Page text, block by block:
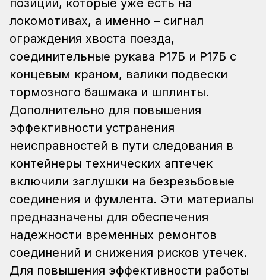
позиции, которые уже есть на
локомотивах, а именно – сигнал
ограждения хвоста поезда,
соединительные рукава Р17Б и Р17Б с
концевым краном, валики подвески
тормозного башмака и шплинты.
Дополнительно для повышения
эффективности устранения
неисправностей в пути следования в
контейнеры технических аптечек
включили заглушки на безрезьбовые
соединения и фумлента. Эти материалы
предназначены для обеспечения
надежности временных ремонтов
соединений и снижения рисков утечек.
Для повышения эффективности работы